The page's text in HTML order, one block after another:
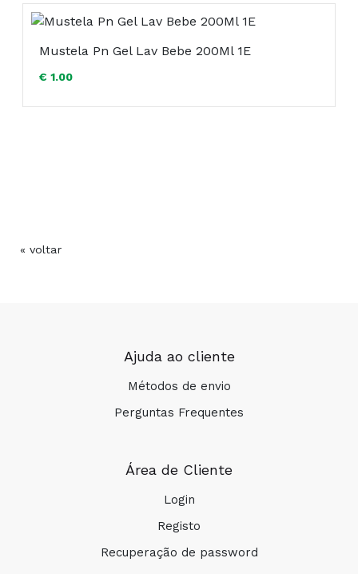
Mustela Pn Gel Lav Bebe 200Ml 1E
€ 1.00
« voltar
Ajuda ao cliente
Métodos de envio
Perguntas Frequentes
Área de Cliente
Login
Registo
Recuperação de password